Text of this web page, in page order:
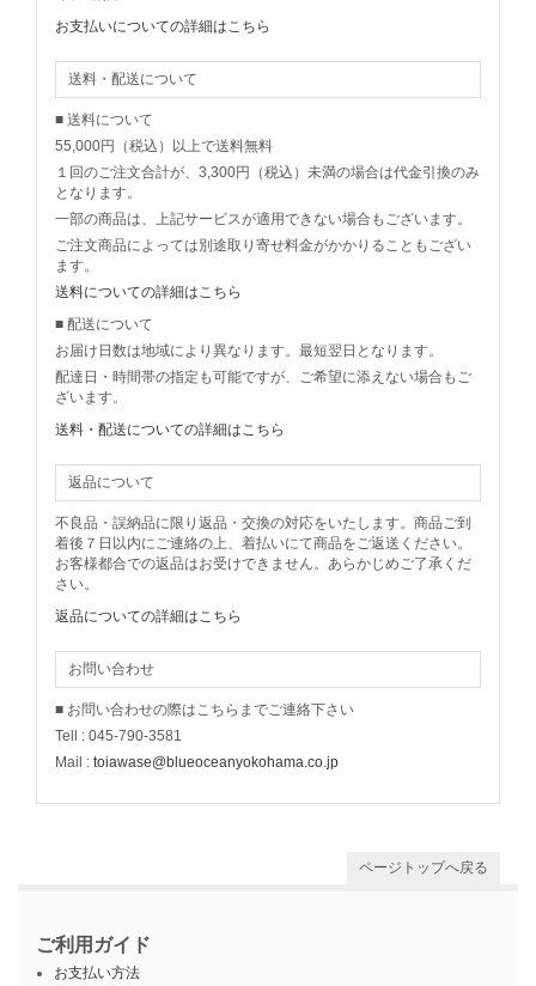
お支払いについての詳細はこちら
送料・配送について
■ 送料について
55,000円（税込）以上で送料無料
１回のご注文合計が、3,300円（税込）未満の場合は代金引換のみ
となります。
一部の商品は、上記サービスが適用できない場合もございます。
ご注文商品によっては別途取り寄せ料金がかかりることもござい
ます。
送料についての詳細はこちら
■ 配送について
お届け日数は地域により異なります。最短翌日となります。
配達日・時間帯の指定も可能ですが、ご希望に添えない場合もご
ざいます。
送料・配送についての詳細はこちら
返品について
不良品・誤納品に限り返品・交換の対応をいたします。商品ご到
着後７日以内にご連絡の上、着払いにて商品をご返送ください。
お客様都合での返品はお受けできません。あらかじめご了承くだ
さい。
返品についての詳細はこちら
お問い合わせ
■ お問い合わせの際はこちらまでご連絡下さい
Tell : 045-790-3581
Mail : toiawase@blueoceanyokohama.co.jp
ページトップへ戻る
ご利用ガイド
お支払い方法